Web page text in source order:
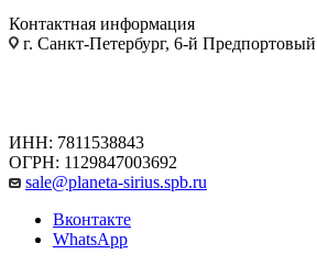
Контактная информация
г. Санкт-Петербург, 6-й
ИНН: 7811538843
ОГРН: 1129847003692
sale@planeta-sirius.spb.ru
Вконтакте
WhatsApp